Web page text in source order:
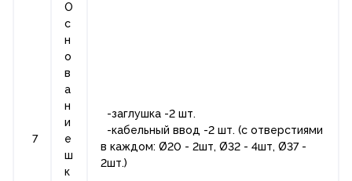
7
О
с
н
о
в
а
н
и
е
ш
к
-заглушка -2 шт.
-кабельный ввод -2 шт. (с отверстиями
в каждом: Ø20 - 2шт, Ø32 - 4шт, Ø37 -
2шт.)